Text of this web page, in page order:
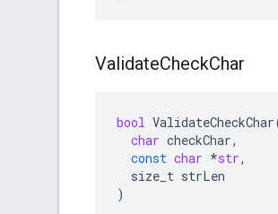
ValidateCheckChar
bool ValidateCheckChar
char checkChar,
const char *str,
size_t strLen
)